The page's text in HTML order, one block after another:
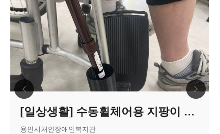
[일상생활] 수동휠체어용 지팡이 거치대
용인시처인장애인복지관